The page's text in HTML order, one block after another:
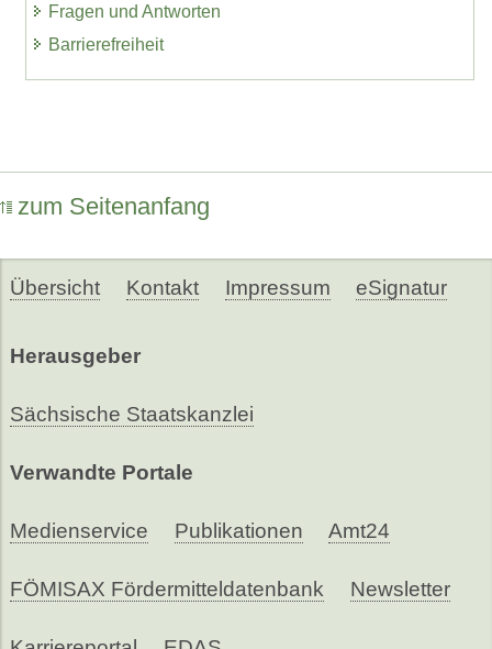
Fragen und Antworten
Barrierefreiheit
zum Seitenanfang
Übersicht Kontakt Impressum eSignatur
Herausgeber
Sächsische Staatskanzlei
Verwandte Portale
Medienservice Publikationen Amt24
FÖMISAX Fördermitteldatenbank Newsletter